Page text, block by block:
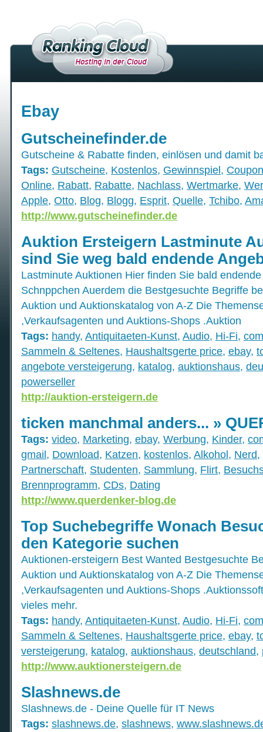
Ebay
Gutscheinefinder.de
Gutscheine & Rabatte finden, einlösen und damit
Tags: Gutscheine, Kostenlos, Gewinnspiel,
Online, Rabatt, Rabatte, Nachlass, Wertmarke,
Apple, Otto, Blog, Blogg, Esprit, Quelle, Tchibo,
http://www.gutscheinefinder.de
Auktion Ersteigern Lastminute
sind Sie weg bald endende
Lastminute Auktionen Hier finden Sie bald
Schnppchen Auerdem die Bestgesuchte Begriffe
Auktion und Auktionskatalog von A-Z Die
,Verkaufsagenten und Auktions-Shops .Auktion
Tags: handy, Antiquitaeten-Kunst, Audio, Hi-Fi,
Sammeln & Seltenes, Haushaltsgerte price, ebay,
angebote versteigerung, katalog, auktionshaus,
powerseller
http://auktion-ersteigern.de
ticken manchmal anders... »
Tags: video, Marketing, ebay, Werbung, Kinder,
gmail, Download, Katzen, kostenlos, Alkohol, Nerd,
Partnerschaft, Studenten, Sammlung, Flirt,
Brennprogramm, CDs, Dating
http://www.querdenker-blog.de
Top Suchebegriffe Wonach
den Kategorie suchen
Auktionen-ersteigern Best Wanted Bestgesuchte
Auktion und Auktionskatalog von A-Z Die
,Verkaufsagenten und Auktions-Shops
vieles mehr.
Tags: handy, Antiquitaeten-Kunst, Audio, Hi-Fi,
Sammeln & Seltenes, Haushaltsgerte price, ebay,
versteigerung, katalog, auktionshaus, deutschland,
http://www.auktionersteigern.de
Slashnews.de
Slashnews.de - Deine Quelle für IT News
Tags: slashnews.de, slashnews,